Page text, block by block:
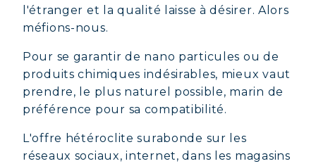
l'étranger et la qualité laisse à désirer. Alors
méfions-nous.
Pour se garantir de nano particules ou de
produits chimiques indésirables, mieux vaut
prendre, le plus naturel possible, marin de
préférence pour sa compatibilité.
L'offre hétéroclite surabonde sur les
réseaux sociaux, internet, dans les magasins